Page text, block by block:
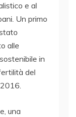
e al
Un primo
alle
in
del
una